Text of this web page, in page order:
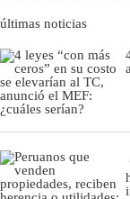
últimas noticias